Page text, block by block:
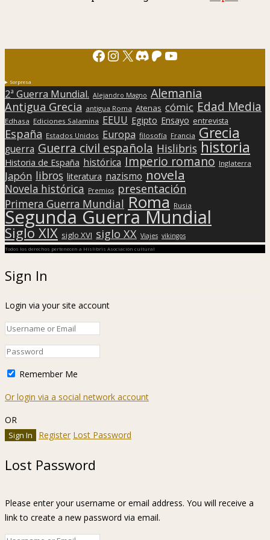
Facebook
Instagram
X Discord
Patreon
YouTube
Sorpresa
2ª Guerra Mundial. Alejandro Magno Alemania
Antigua Grecia antigua Roma Atenas cómic Edad Media
Edhasa Ediciones Salamina EEUU Egipto Ensayo entrevista
España Estados Unidos Europa filosofía Francia Grecia
guerra Guerra civil española Hislibris historia
Historia de España histórica Imperio romano Inglaterra
Japón libros literatura nazismo novela
Novela histórica Premios presentación
Primera Guerra Mundial Roma Rusia
Segunda Guerra Mundial
Siglo XIX siglo XVI siglo XX Viajes vikingos
Todos los derechos pertenecen a Hislibris Asociación cultural
Sign In
Login via your site account
Remember Me
Or login via a social network account
OR
Register Lost Password
Lost Password
Please enter your username or email address. You will receive a
link to create a new password via email.